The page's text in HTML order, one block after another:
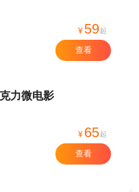
¥ 59起
查看
力微电影
¥ 65起
查看